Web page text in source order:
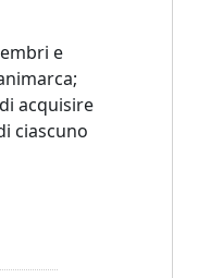
e
acquisire
ciascuno